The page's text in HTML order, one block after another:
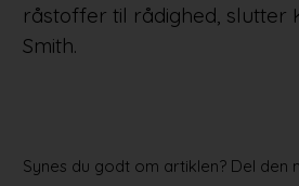
råstoffer til rådighed, slutter
Smith.
Synes du godt om artiklen? Del den